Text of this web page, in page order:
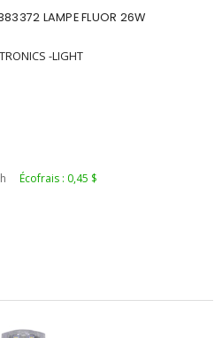
LAMPE FLUOR 26W
-LIGHT
Écofrais : 0,45 $